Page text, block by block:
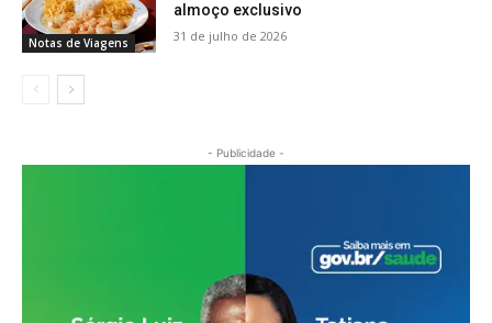
Notas de Viagens
almoço exclusivo
31 de julho de 2026
- Publicidade -